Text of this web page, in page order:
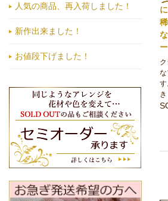
人気の商品、再入荷しました！
新作出来ました！
お値段下げました！